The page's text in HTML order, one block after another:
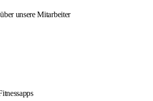
unsere Mitarbeiter